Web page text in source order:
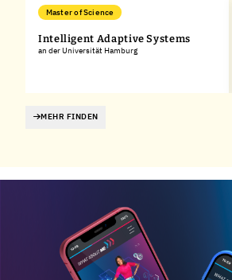
Master of Science
Intelligent Adaptive Systems
an der Universität Hamburg
MEHR FINDEN